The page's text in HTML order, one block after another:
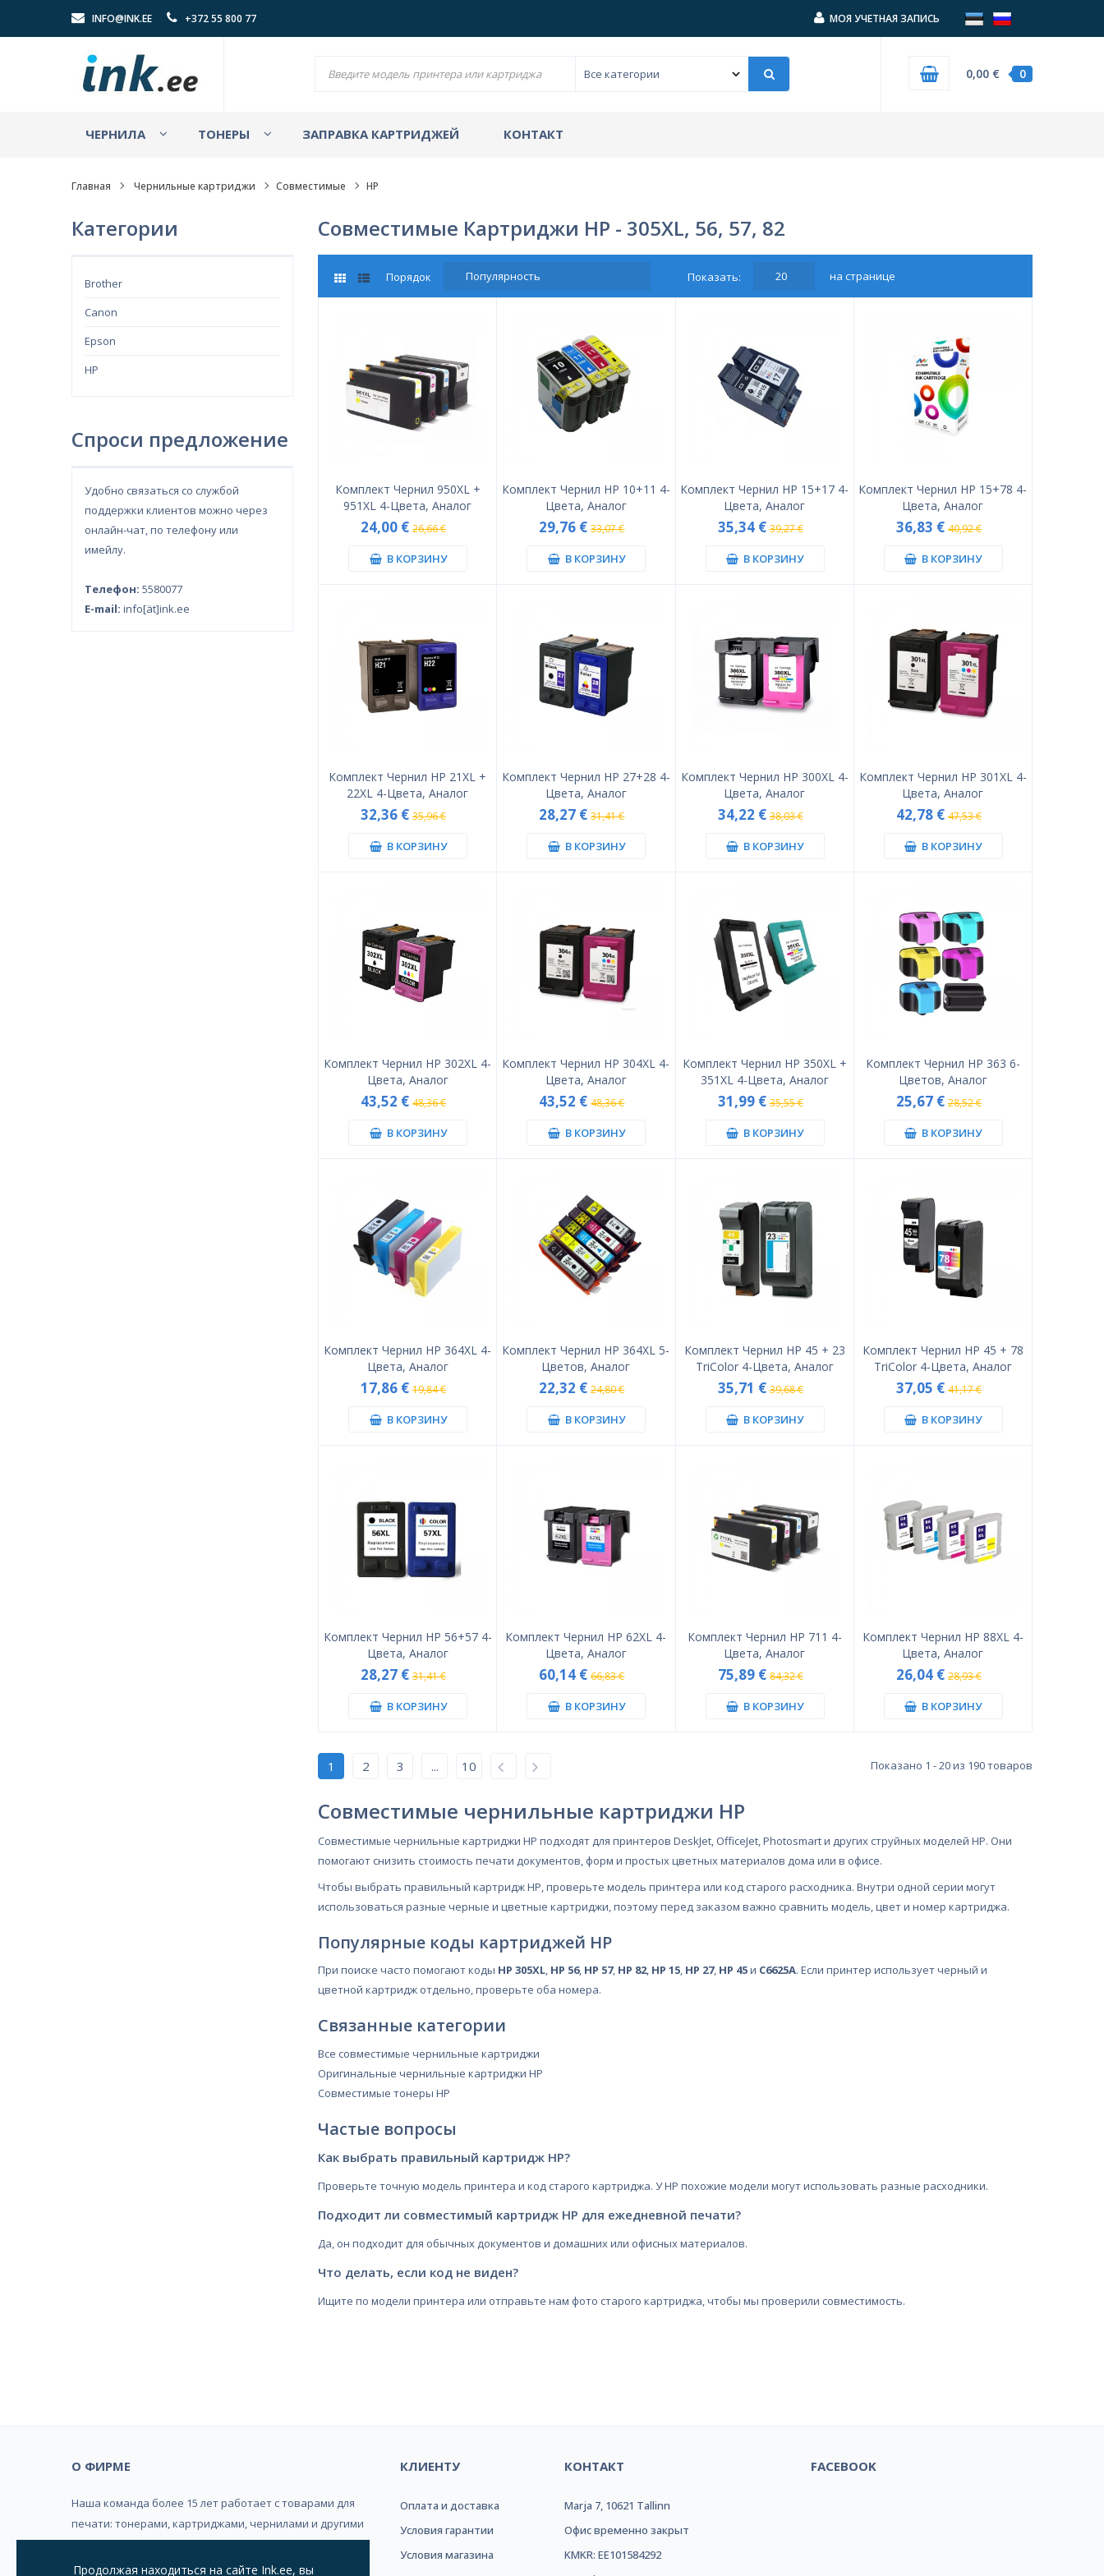
INFO@INK.EE +372 55 800 77 МОЯ УЧЕТНАЯ ЗАПИСЬ
0
0,00 €
ЧЕРНИЛА ТОНЕРЫ ЗАПРАВКА КАРТРИДЖЕЙ КОНТАКТ
Главная Чернильные картриджи Совместимые HP
Категории
Brother
Canon
Epson
HP
Спроси предложение
Удобно связаться со службой
поддержки клиентов можно через
онлайн-чат, по телефону или
имейлу.
Телефон: 5580077
E-mail: info[ät]ink.ee
Совместимые Картриджи HP - 305XL, 56, 57, 82
Порядок Показать: на странице
Комплект Чернил 950XL +
951XL 4-Цвета, Аналог
24,00 €26,66 €
В КОРЗИНУ
Комплект Чернил HP 10+11 4-
Цвета, Аналог
29,76 €33,07 €
В КОРЗИНУ
Комплект Чернил HP 15+17 4-
Цвета, Аналог
35,34 €39,27 €
В КОРЗИНУ
Комплект Чернил HP 15+78 4-
Цвета, Аналог
36,83 €40,92 €
В КОРЗИНУ
Комплект Чернил HP 21XL +
22XL 4-Цвета, Аналог
32,36 €35,96 €
В КОРЗИНУ
Комплект Чернил HP 27+28 4-
Цвета, Аналог
28,27 €31,41 €
В КОРЗИНУ
Комплект Чернил HP 300XL 4-
Цвета, Аналог
34,22 €38,03 €
В КОРЗИНУ
Комплект Чернил HP 301XL 4-
Цвета, Аналог
42,78 €47,53 €
В КОРЗИНУ
Комплект Чернил HP 302XL 4-
Цвета, Аналог
43,52 €48,36 €
В КОРЗИНУ
Комплект Чернил HP 304XL 4-
Цвета, Аналог
43,52 €48,36 €
В КОРЗИНУ
Комплект Чернил HP 350XL +
351XL 4-Цвета, Аналог
31,99 €35,55 €
В КОРЗИНУ
Комплект Чернил HP 363 6-
Цветов, Аналог
25,67 €28,52 €
В КОРЗИНУ
Комплект Чернил HP 364XL 4-
Цвета, Аналог
17,86 €19,84 €
В КОРЗИНУ
Комплект Чернил HP 364XL 5-
Цветов, Аналог
22,32 €24,80 €
В КОРЗИНУ
Комплект Чернил HP 45 + 23
TriColor 4-Цвета, Аналог
35,71 €39,68 €
В КОРЗИНУ
Комплект Чернил HP 45 + 78
TriColor 4-Цвета, Аналог
37,05 €41,17 €
В КОРЗИНУ
Комплект Чернил HP 56+57 4-
Цвета, Аналог
28,27 €31,41 €
В КОРЗИНУ
Комплект Чернил HP 62XL 4-
Цвета, Аналог
60,14 €66,83 €
В КОРЗИНУ
Комплект Чернил HP 711 4-
Цвета, Аналог
75,89 €84,32 €
В КОРЗИНУ
Комплект Чернил HP 88XL 4-
Цвета, Аналог
26,04 €28,93 €
В КОРЗИНУ
1 2 3 ... 10 Показано 1 - 20 из 190 товаров
Совместимые чернильные картриджи HP
Совместимые чернильные картриджи HP подходят для принтеров DeskJet, OfficeJet, Photosmart и других струйных моделей HP. Они
помогают снизить стоимость печати документов, форм и простых цветных материалов дома или в офисе.
Чтобы выбрать правильный картридж HP, проверьте модель принтера или код старого расходника. Внутри одной серии могут
использоваться разные черные и цветные картриджи, поэтому перед заказом важно сравнить модель, цвет и номер картриджа.
Популярные коды картриджей HP
При поиске часто помогают коды HP 305XL, HP 56, HP 57, HP 82, HP 15, HP 27, HP 45и C6625A. Если принтер использует черный и
цветной картридж отдельно, проверьте оба номера.
Связанные категории
Все совместимые чернильные картриджи
Оригинальные чернильные картриджи HP
Совместимые тонеры HP
Частые вопросы
Как выбрать правильный картридж HP?
Проверьте точную модель принтера и код старого картриджа. У HP похожие модели могут использовать разные расходники.
Подходит ли совместимый картридж HP для ежедневной печати?
Да, он подходит для обычных документов и домашних или офисных материалов.
Что делать, если код не виден?
Ищите по модели принтера или отправьте нам фото старого картриджа, чтобы мы проверили совместимость.
О ФИРМЕ
Наша команда более 15 лет работает с товарами для
печати: тонерами, картриджами, чернилами и другими
расходными материалами. Мы сотрудничаем с
проверенными поставщиками и помогаем подобрать
КЛИЕНТУ
Оплата и доставка
Условия гарантии
Условия магазина
КОНТАКТ
Marja 7, 10621 Tallinn
Офис временно закрыт
KMKR: EE101584292
FACEBOOK
Продолжая находиться на сайте Ink.ee, вы